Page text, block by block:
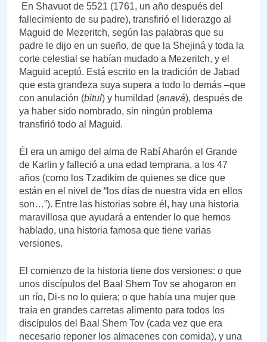
En Shavuot de 5521 (1761, un año después del
fallecimiento de su padre), transfirió el liderazgo al
Maguid de Mezeritch, según las palabras que su
padre le dijo en un sueño, de que la Shejiná y toda la
corte celestial se habían mudado a Mezeritch, y el
Maguid aceptó. Está escrito en la tradición de Jabad
que esta grandeza suya supera a todo lo demás –que
con anulación (bitul) y humildad (anavá), después de
ya haber sido nombrado, sin ningún problema
transfirió todo al Maguid.
Él era un amigo del alma de Rabí Aharón el Grande
de Karlin y falleció a una edad temprana, a los 47
años (como los Tzadikim de quienes se dice que
están en el nivel de “los días de nuestra vida en ellos
son…”). Entre las historias sobre él, hay una historia
maravillosa que ayudará a entender lo que hemos
hablado, una historia famosa que tiene varias
versiones.
El comienzo de la historia tiene dos versiones: o que
unos discípulos del Baal Shem Tov se ahogaron en
un río, Di-s no lo quiera; o que había una mujer que
traía en grandes carretas alimento para todos los
discípulos del Baal Shem Tov (cada vez que era
necesario reponer los almacenes con comida), y una